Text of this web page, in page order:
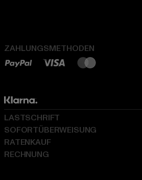
ZAHLUNGSMETHODEN
LASTSCHRIFT
SOFORTÜBERWEISUNG
RATENKAUF
RECHNUNG